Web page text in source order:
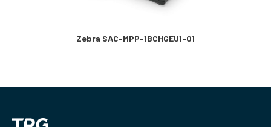
Zebra SAC-MPP-1BCHGEU1-01